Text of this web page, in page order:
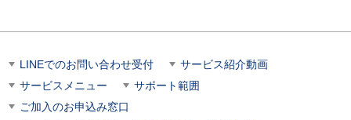
LINEでのお問い合わせ受付
サービス紹介動画
サービスメニュー
サポート範囲
ご加入のお申込み窓口